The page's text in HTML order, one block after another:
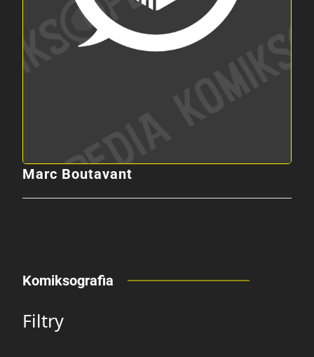
Marc Boutavant
Komiksografia
Filtry